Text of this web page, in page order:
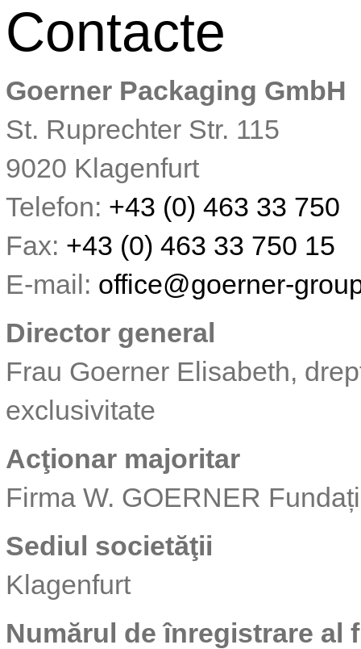
Contacte
Goerner Packaging GmbH
St. Ruprechter Str. 115
9020 Klagenfurt
Telefon: +43 (0) 463 33 750
Fax: +43 (0) 463 33 750 15
E-mail: office@goerner-
Director general
Frau Goerner Elisabeth,
exclusivitate
Acţionar majoritar
Firma W. GOERNER
Sediul societăţii
Klagenfurt
Numărul de înregistrare al